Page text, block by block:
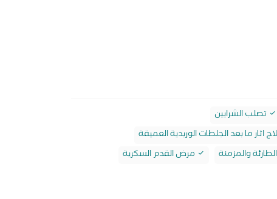
تصلب الشرايين
اثار ما بعد الجلطات الوريدية العميقة
والمزمنة
مرض القدم السكرية